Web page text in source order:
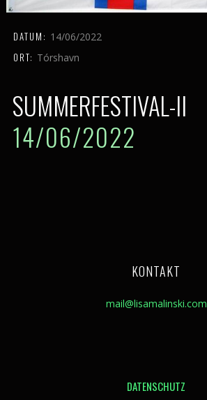
DATUM: 14/06/2022
ORT: Tórshavn
SUMMERFESTIVAL-II
14/06/2022
KONTAKT
mail@lisamalinski.com
DATENSCHUTZ